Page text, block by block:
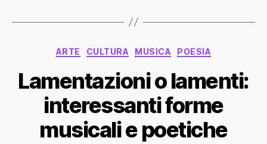
Categorie
ARTE CULTURA MUSICA POESIA
Lamentazioni o lamenti:
interessanti forme
musicali e poetiche